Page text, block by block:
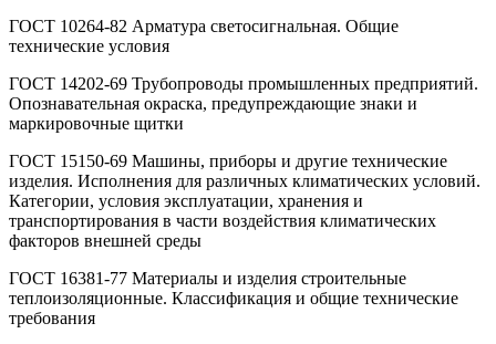
ГОСТ 10264-82 Арматура светосигнальная. Общие
технические условия
ГОСТ 14202-69 Трубопроводы промышленных предприятий.
Опознавательная окраска, предупреждающие знаки и
маркировочные щитки
ГОСТ 15150-69 Машины, приборы и другие технические
изделия. Исполнения для различных климатических условий.
Категории, условия эксплуатации, хранения и
транспортирования в части воздействия климатических
факторов внешней среды
ГОСТ 16381-77 Материалы и изделия строительные
теплоизоляционные. Классификация и общие технические
требования